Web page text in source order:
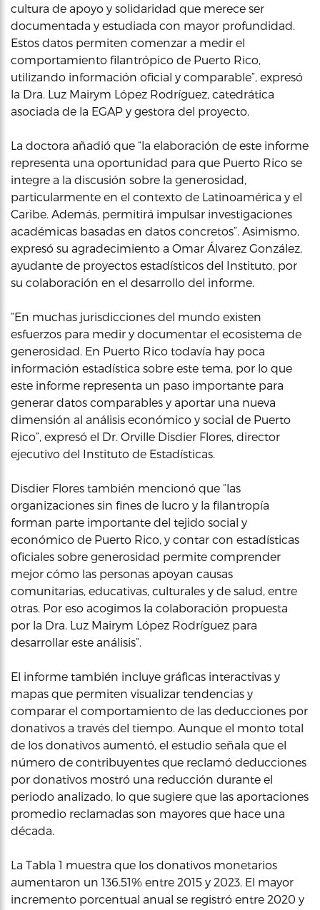
cultura de apoyo y solidaridad que merece ser
documentada y estudiada con mayor profundidad.
Estos datos permiten comenzar a medir el
comportamiento filantrópico de Puerto Rico,
utilizando información oficial y comparable”, expresó
la Dra. Luz Mairym López Rodríguez, catedrática
asociada de la EGAP y gestora del proyecto.
La doctora añadió que “la elaboración de este informe
representa una oportunidad para que Puerto Rico se
integre a la discusión sobre la generosidad,
particularmente en el contexto de Latinoamérica y el
Caribe. Además, permitirá impulsar investigaciones
académicas basadas en datos concretos”. Asimismo,
expresó su agradecimiento a Omar Álvarez González,
ayudante de proyectos estadísticos del Instituto, por
su colaboración en el desarrollo del informe.
“En muchas jurisdicciones del mundo existen
esfuerzos para medir y documentar el ecosistema de
generosidad. En Puerto Rico todavía hay poca
información estadística sobre este tema, por lo que
este informe representa un paso importante para
generar datos comparables y aportar una nueva
dimensión al análisis económico y social de Puerto
Rico”, expresó el Dr. Orville Disdier Flores, director
ejecutivo del Instituto de Estadísticas.
Disdier Flores también mencionó que “las
organizaciones sin fines de lucro y la filantropía
forman parte importante del tejido social y
económico de Puerto Rico, y contar con estadísticas
oficiales sobre generosidad permite comprender
mejor cómo las personas apoyan causas
comunitarias, educativas, culturales y de salud, entre
otras. Por eso acogimos la colaboración propuesta
por la Dra. Luz Mairym López Rodríguez para
desarrollar este análisis”.
El informe también incluye gráficas interactivas y
mapas que permiten visualizar tendencias y
comparar el comportamiento de las deducciones por
donativos a través del tiempo. Aunque el monto total
de los donativos aumentó, el estudio señala que el
número de contribuyentes que reclamó deducciones
por donativos mostró una reducción durante el
periodo analizado, lo que sugiere que las aportaciones
promedio reclamadas son mayores que hace una
década.
La Tabla 1 muestra que los donativos monetarios
aumentaron un 136.51% entre 2015 y 2023. El mayor
incremento porcentual anual se registró entre 2020 y